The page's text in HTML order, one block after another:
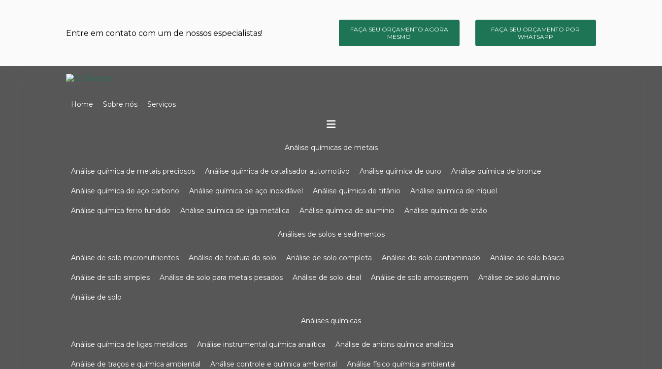
Entre em contato com um de nossos especialistas!
FAÇA SEU ORÇAMENTO AGORA
MESMO
FAÇA SEU ORÇAMENTO POR
WHATSAPP
Home Sobre nós Serviços
análise químicas de metais
análise química de metais preciosos análise química de catalisador automotivo análise química de ouro análise química de bronze
análise química de aço carbono análise química de aço inoxidável análise química de titânio análise química de níquel
análise química ferro fundido análise química de liga metálica análise química de aluminio análise química de latão
análises de solos e sedimentos
análise de solo micronutrientes análise de textura do solo análise de solo completa análise de solo contaminado análise de solo básica
análise de solo simples análise de solo para metais pesados análise de solo ideal análise de solo amostragem análise de solo alumínio
análise de solo
análises químicas
análise química de ligas metálicas análise instrumental química analítica análise de anions química analítica
análise de traços e química ambiental análise controle e química ambiental análise físico química ambiental